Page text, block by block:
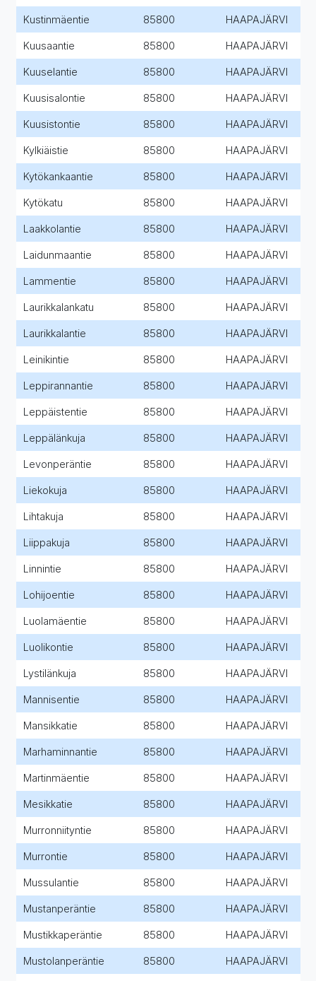
Kustinmäentie 85800 HAAPAJÄRVI
Kuusaantie 85800 HAAPAJÄRVI
Kuuselantie 85800 HAAPAJÄRVI
Kuusisalontie 85800 HAAPAJÄRVI
Kuusistontie 85800 HAAPAJÄRVI
Kylkiäistie 85800 HAAPAJÄRVI
Kytökankaantie 85800 HAAPAJÄRVI
Kytökatu 85800 HAAPAJÄRVI
Laakkolantie 85800 HAAPAJÄRVI
Laidunmaantie 85800 HAAPAJÄRVI
Lammentie 85800 HAAPAJÄRVI
Laurikkalankatu 85800 HAAPAJÄRVI
Laurikkalantie 85800 HAAPAJÄRVI
Leinikintie 85800 HAAPAJÄRVI
Leppirannantie 85800 HAAPAJÄRVI
Leppäistentie 85800 HAAPAJÄRVI
Leppälänkuja 85800 HAAPAJÄRVI
Levonperäntie 85800 HAAPAJÄRVI
Liekokuja 85800 HAAPAJÄRVI
Lihtakuja 85800 HAAPAJÄRVI
Liippakuja 85800 HAAPAJÄRVI
Linnintie 85800 HAAPAJÄRVI
Lohijoentie 85800 HAAPAJÄRVI
Luolamäentie 85800 HAAPAJÄRVI
Luolikontie 85800 HAAPAJÄRVI
Lystilänkuja 85800 HAAPAJÄRVI
Mannisentie 85800 HAAPAJÄRVI
Mansikkatie 85800 HAAPAJÄRVI
Marhaminnantie 85800 HAAPAJÄRVI
Martinmäentie 85800 HAAPAJÄRVI
Mesikkatie 85800 HAAPAJÄRVI
Murronniityntie 85800 HAAPAJÄRVI
Murrontie 85800 HAAPAJÄRVI
Mussulantie 85800 HAAPAJÄRVI
Mustanperäntie 85800 HAAPAJÄRVI
Mustikkaperäntie 85800 HAAPAJÄRVI
Mustolanperäntie 85800 HAAPAJÄRVI